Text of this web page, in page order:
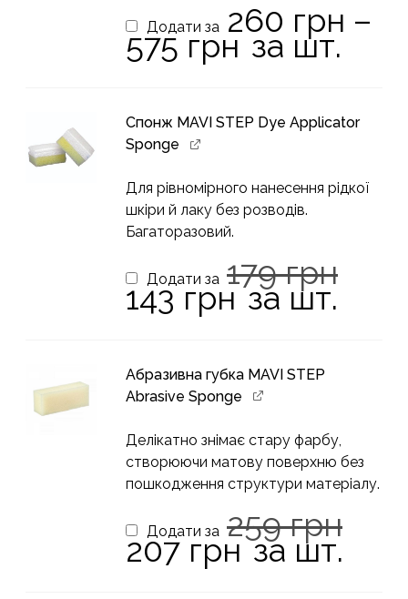
Додати за 260 грн –
575 грнДіапазон
цін:
575 грн
за шт.
Спонж MAVI STEP Dye Applicator
Sponge
Для рівномірного нанесення рідкої
шкіри й лаку без розводів.
Багаторазовий.
Додати за 179грн
143 грнПоточна
ціна:
за шт.
Абразивна губка MAVI STEP
Abrasive Sponge
Делікатно знімає стару фарбу,
створюючи матову поверхню без
пошкодження структури матеріалу.
Додати за 259грн
207 грнПоточна
ціна:
за шт.